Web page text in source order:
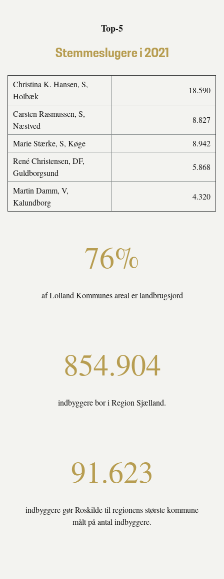
Top-5
Stemmeslugere i 2021
Christina K. Hansen, S,
Holbæk
18.590
Carsten Rasmussen, S,
Næstved
8.827
Marie Stærke, S, Køge
8.942
René Christensen, DF,
Guldborgsund
5.868
Martin Damm, V,
Kalundborg
4.320
76%
af Lolland Kommunes areal er landbrugsjord
854.904
indbyggere bor i Region Sjælland.
91.623
indbyggere gør Roskilde til regionens største kommune
målt på antal indbyggere.